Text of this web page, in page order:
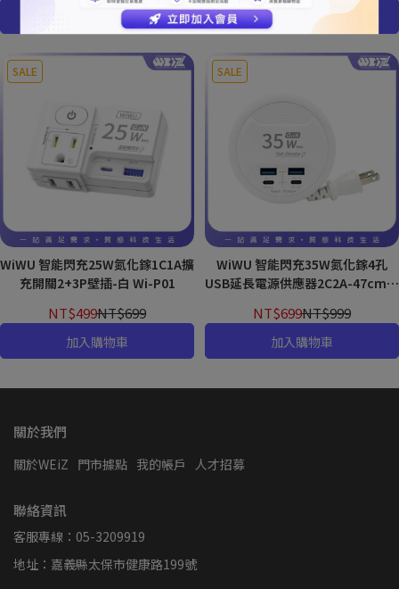
加入購物車 加入購物車
SALE
WiWU 智能閃充25W氮化鎵1C1A擴
充開關2+3P壁插-白 Wi-P01
NT$499NT$699
加入購物車
SALE
WiWU 智能閃充35W氮化鎵4孔
USB延長電源供應器2C2A-47cm白
NT$699NT$999
加入購物車
關於我們
關於WEiZ 門市據點 我的帳戶 人才招募
聯絡資訊
客服專線：05-3209919
地址：嘉義縣太保市健康路199號